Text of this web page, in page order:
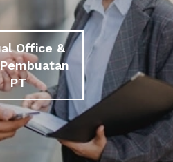
Office &
PT